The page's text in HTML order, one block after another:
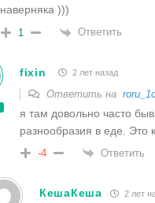
наверняка )))
1 Ответить
fixin 2 лет назад
Ответить на
я там довольно часто
разнообразия в еде. Это
-4 Ответить
КешаКеша 2 лет